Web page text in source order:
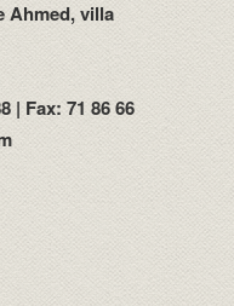
Ahmed, villa
| Fax: 71 86 66